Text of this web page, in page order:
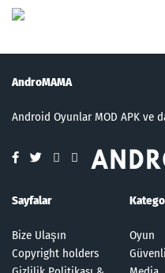
AndroMAMA
Android Oyunlar MOD APK ve
Sayfalar
Bize Ulaşın
Copyright holders
Oyun